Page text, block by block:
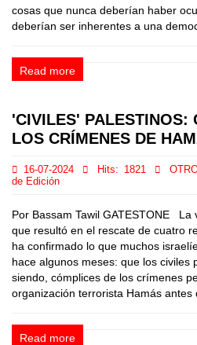
cosas que nunca deberían haber
deberían ser inherentes a una
Read more
'CIVILES' PALESTINOS:
LOS CRÍMENES DE
16-07-2024 Hits: 1821
de Edición
Por Bassam Tawil GATESTONE La
que resultó en el rescate de cuatro
ha confirmado lo que muchos
hace algunos meses: que los civiles
siendo, cómplices de los crímenes
organización terrorista Hamás antes
Read more